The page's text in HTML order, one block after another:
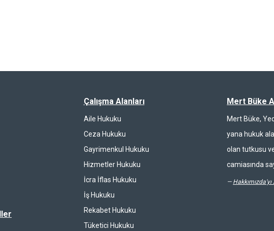
Çalışma Alanları
Aile Hukuku
Ceza Hukuku
Gayrimenkul Hukuku
Hizmetler Hukuku
İcra İflas Hukuku
İş Hukuku
Rekabet Hukuku
Tüketici Hukuku
Mert Büke
Mert Büke,
yana hukuk
olan tutkusu
camiasında
—